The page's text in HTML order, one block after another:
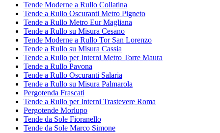
Tende Moderne a Rullo Collatina
Tende a Rullo Oscuranti Metro Pigneto
Tende a Rullo Metro Eur Magliana
Tende a Rullo su Misura Cesano
Tende Moderne a Rullo Tor San Lorenzo
Tende a Rullo su Misura Cassia
Tende a Rullo per Interni Metro Torre Maura
Tende a Rullo Pavona
Tende a Rullo Oscuranti Salaria
Tende a Rullo su Misura Palmarola
Pergotenda Frascati
Tende a Rullo per Interni Trastevere Roma
Pergotende Morlupo
Tende da Sole Fioranello
Tende da Sole Marco Simone